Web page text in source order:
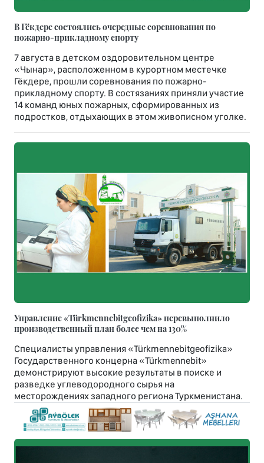
В Гёкдере состоялись очередные соревнования по
пожарно-прикладному спорту
7 августа в детском оздоровительном центре
«Чынар», расположенном в курортном местечке
Гёкдере, прошли соревнования по пожарно-
прикладному спорту. В состязаниях приняли участие
14 команд юных пожарных, сформированных из
подростков, отдыхающих в этом живописном уголке.
Управление «Türkmennebitgeofizika» перевыполнило
производственный план более чем на 130%
Специалисты управления «Türkmennebitgeofizika»
Государственного концерна «Türkmennebit»
демонстрируют высокие результаты в поиске и
разведке углеводородного сырья на
месторождениях западного региона Туркменистана.